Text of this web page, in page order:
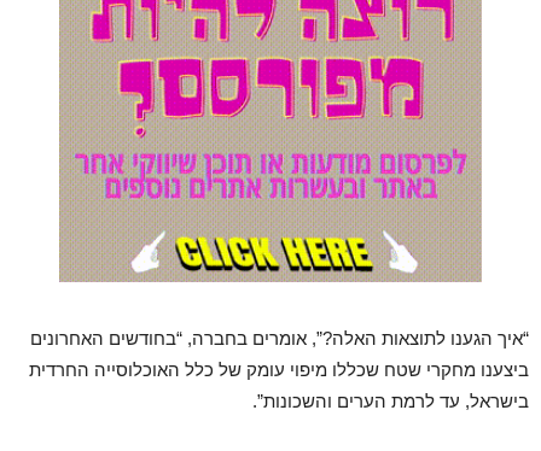
“איך הגענו לתוצאות האלה?”, אומרים בחברה, “בחודשים האחרונים
ביצענו מחקרי שטח שכללו מיפוי עומק של כלל האוכלוסייה החרדית
בישראל, עד לרמת הערים והשכונות”.